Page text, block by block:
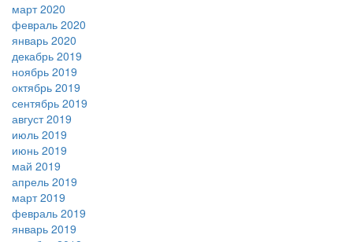
март 2020
февраль 2020
январь 2020
декабрь 2019
ноябрь 2019
октябрь 2019
сентябрь 2019
август 2019
июль 2019
июнь 2019
май 2019
апрель 2019
март 2019
февраль 2019
январь 2019